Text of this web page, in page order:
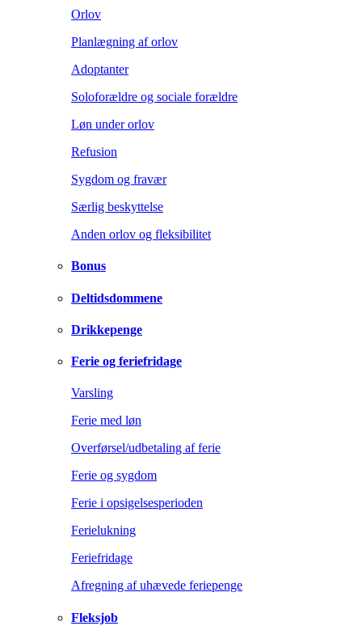
Orlov
Planlægning af orlov
Adoptanter
Soloforældre og sociale forældre
Løn under orlov
Refusion
Sygdom og fravær
Særlig beskyttelse
Anden orlov og fleksibilitet
Bonus
Deltidsdommene
Drikkepenge
Ferie og feriefridage
Varsling
Ferie med løn
Overførsel/udbetaling af ferie
Ferie og sygdom
Ferie i opsigelsesperioden
Ferielukning
Feriefridage
Afregning af uhævede feriepenge
Fleksjob